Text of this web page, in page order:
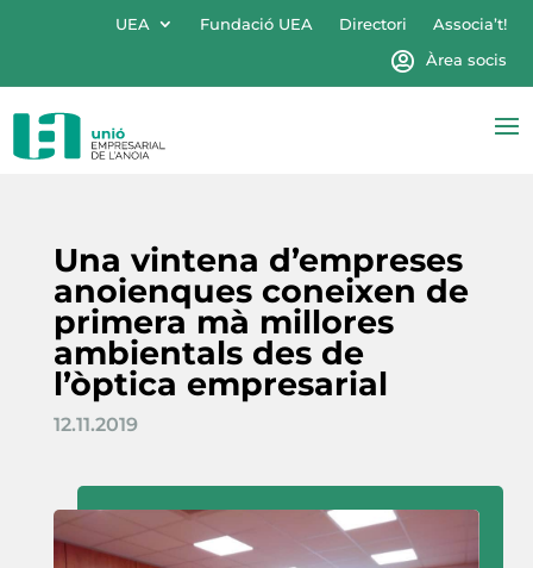
UEA Fundació UEA Directori
Associa’t!
Àrea socis
Una vintena d’empreses
anoienques coneixen de
primera mà millores
ambientals des de
l’òptica empresarial
12.11.2019